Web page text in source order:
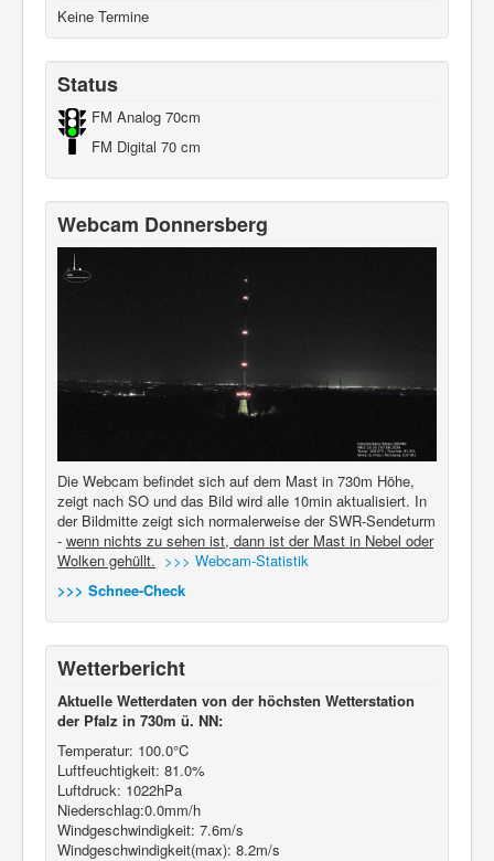
Keine Termine
Status
FM Analog 70cm
FM Digital 70 cm
Webcam Donnersberg
Die Webcam befindet sich auf dem Mast in 730m Höhe,
zeigt nach SO und das Bild wird alle 10min aktualisiert. In
der Bildmitte zeigt sich normalerweise der SWR-Sendeturm
- wenn nichts zu sehen ist, dann ist der Mast in Nebel oder
Wolken gehüllt. >>> Webcam-Statistik
>>> Schnee-Check
Wetterbericht
Aktuelle Wetterdaten von der höchsten Wetterstation
der Pfalz in 730m ü. NN:
Temperatur: 100.0°C
Luftfeuchtigkeit: 81.0%
Luftdruck: 1022hPa
Niederschlag:0.0mm/h
Windgeschwindigkeit: 7.6m/s
Windgeschwindigkeit(max): 8.2m/s